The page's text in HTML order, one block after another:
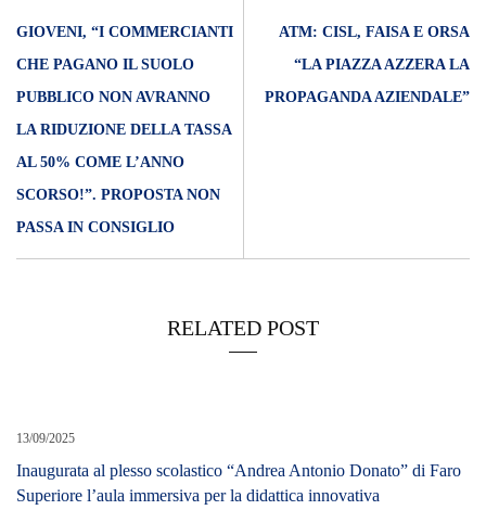
GIOVENI, “I COMMERCIANTI
CHE PAGANO IL SUOLO
PUBBLICO NON AVRANNO
LA RIDUZIONE DELLA TASSA
AL 50% COME L’ANNO
SCORSO!”. PROPOSTA NON
PASSA IN CONSIGLIO
ATM: CISL, FAISA E ORSA
“LA PIAZZA AZZERA LA
PROPAGANDA AZIENDALE”
RELATED POST
13/09/2025
Inaugurata al plesso scolastico “Andrea Antonio Donato” di Faro
Superiore l’aula immersiva per la didattica innovativa